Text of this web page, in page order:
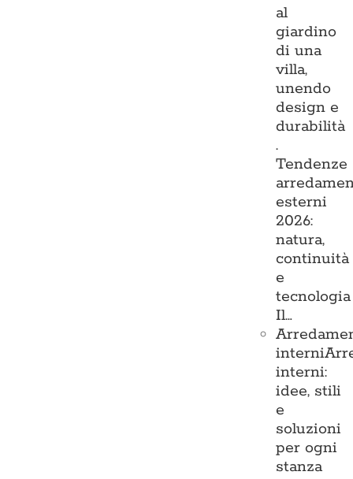
al
giardino
di una
villa,
unendo
design e
durabilità
.
Tendenze
esterni
2026:
natura,
continuità
e
tecnologia
Il…
interni
interni:
idee, stili
e
soluzioni
per ogni
stanza